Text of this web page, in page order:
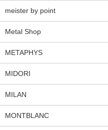
meister by point
Metal Shop
METAPHYS
MIDORI
MILAN
MONTBLANC